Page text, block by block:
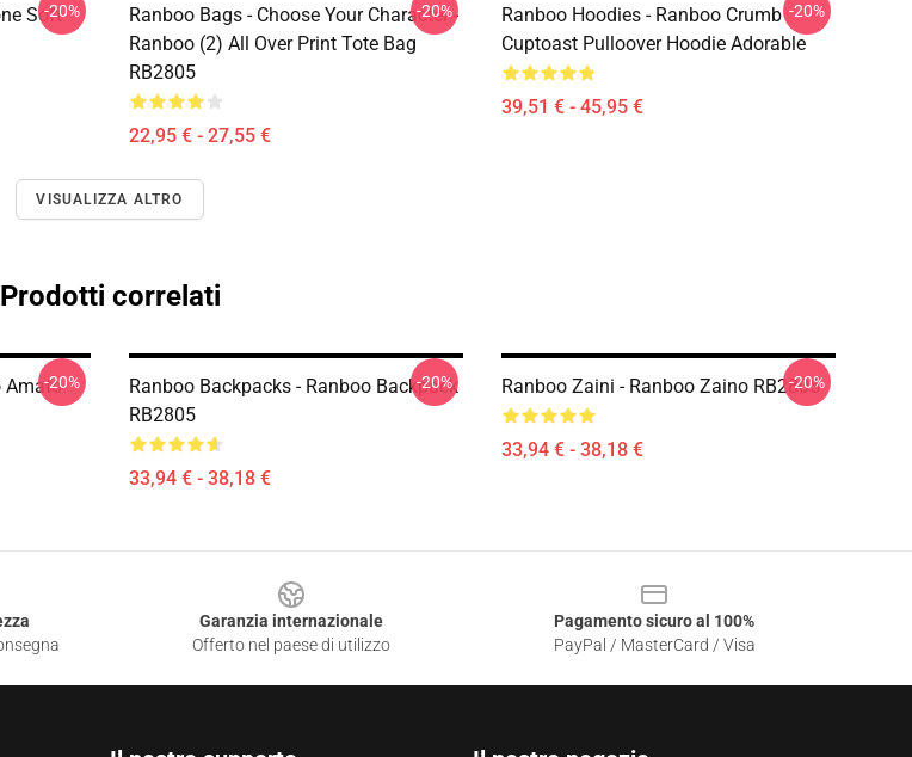
Soft-20%
Ranboo Bags - Choose Your Character -
Ranboo (2) All Over Print Tote Bag
RB2805
22,95 € - 27,55 €
-20%
Ranboo Hoodies - Ranboo Crumb
Cuptoast Pulloover Hoodie Adorable
39,51 € - 45,95 €
-20%
VISUALIZZA ALTRO
Prodotti correlati
Amato-20%
Ranboo Backpacks - Ranboo Backpack
RB2805
33,94 € - 38,18 €
-20% Ranboo Zaini - Ranboo Zaino RB2805
33,94 € - 38,18 €
-20%
Garanzia internazionale
Offerto nel paese di utilizzo
Pagamento sicuro al 100%
PayPal / MasterCard / Visa